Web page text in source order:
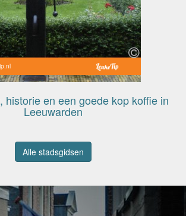
historie en een goede kop koffie in
Leeuwarden
Alle stadsgidsen